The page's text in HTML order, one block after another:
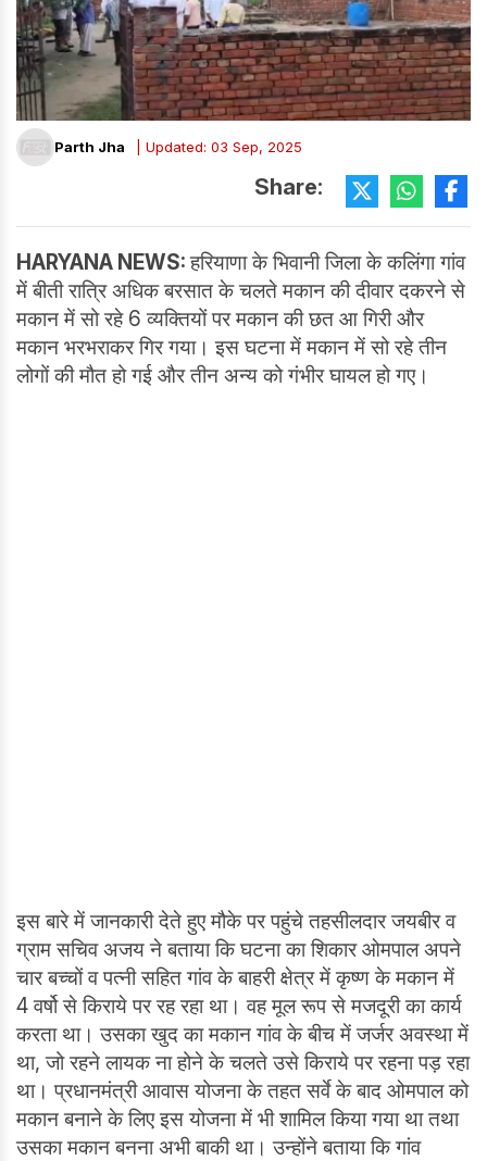
Parth Jha | Updated: 03 Sep, 2025
Share:
HARYANA NEWS:हरियाणा के भिवानी जिला के कलिंगा गांव
में बीती रात्रि अधिक बरसात के चलते मकान की दीवार दकरने से
मकान में सो रहे 6 व्यक्तियों पर मकान की छत आ गिरी और
मकान भरभराकर गिर गया। इस घटना में मकान में सो रहे तीन
लोगों की मौत हो गई और तीन अन्य को गंभीर घायल हो गए।
इस बारे में जानकारी देते हुए मौके पर पहुंचे तहसीलदार जयबीर व
ग्राम सचिव अजय ने बताया कि घटना का शिकार ओमपाल अपने
चार बच्चों व पत्नी सहित गांव के बाहरी क्षेत्र में कृष्ण के मकान में
4 वर्षो से किराये पर रह रहा था। वह मूल रूप से मजदूरी का कार्य
करता था। उसका खुद का मकान गांव के बीच में जर्जर अवस्था में
था, जो रहने लायक ना होने के चलते उसे किराये पर रहना पड़ रहा
था। प्रधानमंत्री आवास योजना के तहत सर्वे के बाद ओमपाल को
मकान बनाने के लिए इस योजना में भी शामिल किया गया था तथा
उसका मकान बनना अभी बाकी था। उन्होंने बताया कि गांव